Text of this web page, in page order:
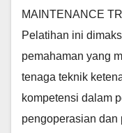
MAINTENANCE
Pelatihan ini
pemahaman yang
tenaga teknik
kompetensi dalam
pengoperasian